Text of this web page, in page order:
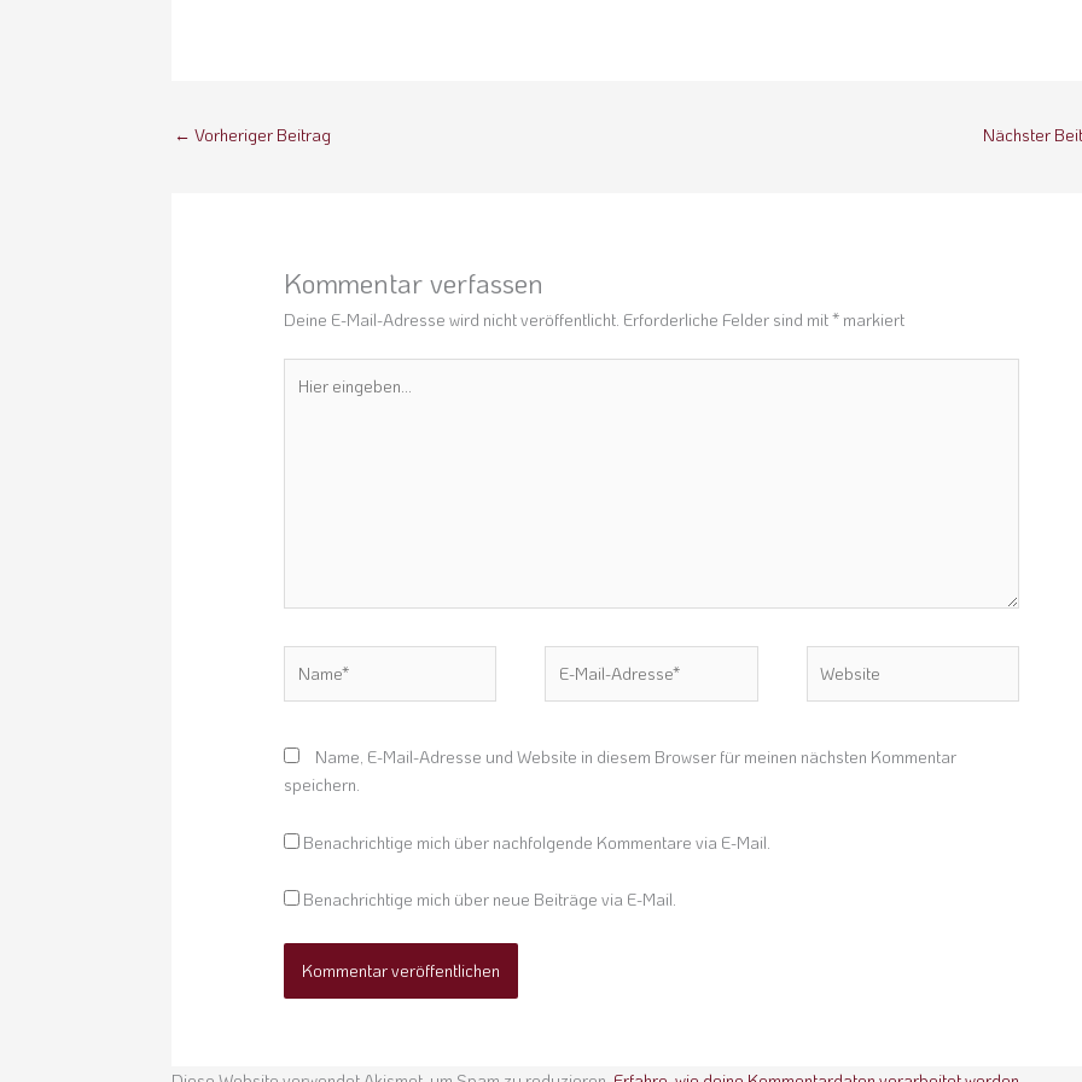
← Vorheriger Beitrag Nächster
Kommentar verfassen
Deine E-Mail-Adresse wird nicht veröffentlicht. Erforderliche Felder sind mit* markiert
eingeben…
Mail-
Name, E-Mail-Adresse und Website in diesem Browser für meinen nächsten Kommentar
speichern.
Benachrichtige mich über nachfolgende Kommentare via E-Mail.
Benachrichtige mich über neue Beiträge via E-Mail.